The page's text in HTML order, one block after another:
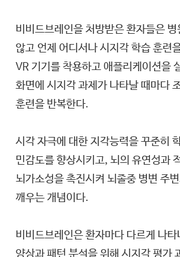
비비드브레인을 처방받은 환자들은 병
않고 언제 어디서나 시지각 학습 훈련
VR 기기를 착용하고 애플리케이션을
화면에 시지각 과제가 나타날 때마다
훈련을 반복한다.
시각 자극에 대한 지각능력을 꾸준히
민감도를 향상시키고, 뇌의 유연성과
뇌가소성을 촉진시켜 뇌졸중 병변 주
깨우는 개념이다.
비비드브레인은 환자마다 다르게 나타
양상과 패턴 분석을 위해 시지각 평가